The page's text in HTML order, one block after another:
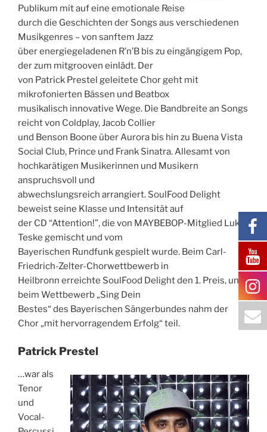
Publikum mit auf eine emotionale Reise
durch die Geschichten der Songs aus verschiedenen
Musikgenres – von sanftem Jazz
über energiegeladenen R’n’B bis zu eingängigem Pop,
der zum mitgrooven einlädt. Der
von Patrick Prestel geleitete Chor geht mit
mikrofonierten Bässen und Beatbox
musikalisch innovative Wege. Die Bandbreite an Songs
reicht von Coldplay, Jacob Collier
und Benson Boone über Aurora bis hin zu Buena Vista
Social Club, Prince und Frank Sinatra. Allesamt von
hochkarätigen Musikerinnen und Musikern
anspruchsvoll und
abwechslungsreich arrangiert. SoulFood Delight
beweist seine Klasse und Intensität auf
der CD “Attention!”, die von MAYBEBOP-Mitglied Lukas
Teske gemischt und vom
Bayerischen Rundfunk gespielt wurde. Beim Carl-
Friedrich-Zelter-Chorwettbewerb in
Heilbronn erreichte SoulFood Delight den 1. Preis, und
beim Wettbewerb „Sing Dein
Bestes“ des Bayerischen Sängerbundes nahm der
Chor „mit hervorragendem Erfolg“ teil.
Patrick Prestel
…war als
Tenor
und
Vocal-